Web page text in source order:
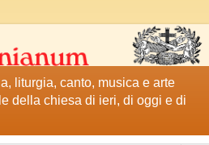
liturgia, canto, musica e arte
della chiesa di ieri, di oggi e di